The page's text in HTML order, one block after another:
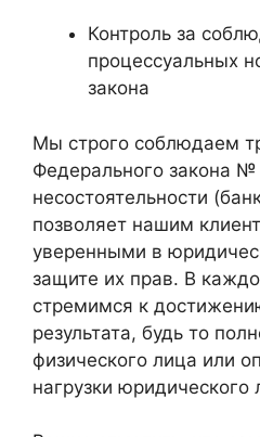
Контроль за
процессуальных
закона
Мы строго соблюдаем
Федерального закона
несостоятельности
позволяет нашим
уверенными в
защите их прав. В
стремимся к
результата, будь то
физического лица или
нагрузки юридического